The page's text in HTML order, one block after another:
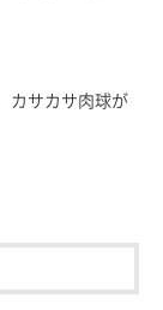
カサカサ肉球が